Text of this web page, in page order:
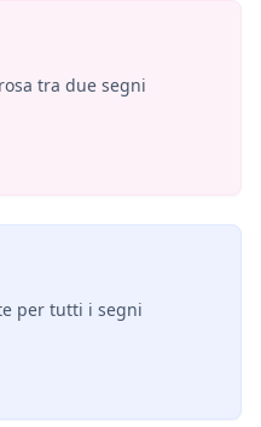
tra due segni
per tutti i segni